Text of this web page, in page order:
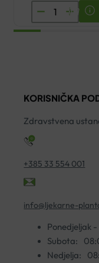
YASENKA
VITAMIN
KAPSULE
A30
KORISNIČKA
Zdravstvena
+385 33 554 001
info@ljekarne-
Ponedjeljak
Subota:
Nedjelja: